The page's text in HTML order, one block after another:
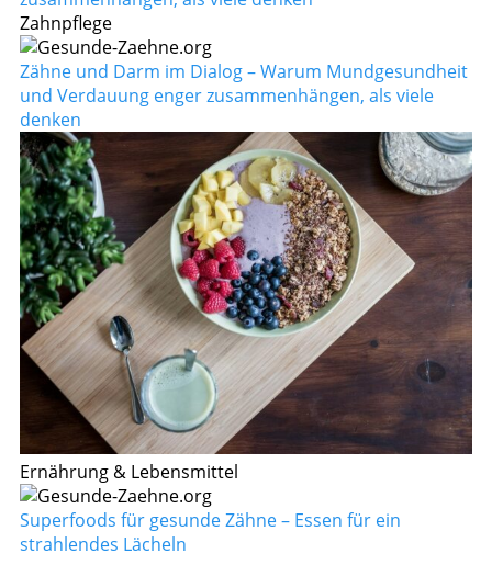
Zahnpflege
Zähne und Darm im Dialog – Warum Mundgesundheit
und Verdauung enger zusammenhängen, als viele
denken
Ernährung & Lebensmittel
Superfoods für gesunde Zähne – Essen für ein
strahlendes Lächeln